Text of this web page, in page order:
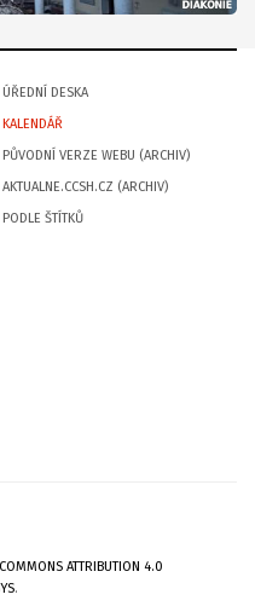
ÚŘEDNÍ DESKA
KALENDÁŘ
PŮVODNÍ VERZE WEBU (ARCHIV)
AKTUALNE.CCSH.CZ (ARCHIV)
PODLE ŠTÍTKŮ
ATTRIBUTION 4.0
.